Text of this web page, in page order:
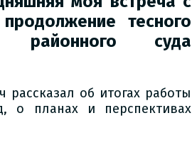
тесного
районного суда
об итогах работы
о планах и перспективах